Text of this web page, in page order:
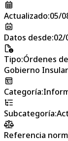
Actualizado:05/
Datos desde:02/
Tipo:Órdenes
Gobierno Insular
Categoría:
Subcategoría:
Referencia